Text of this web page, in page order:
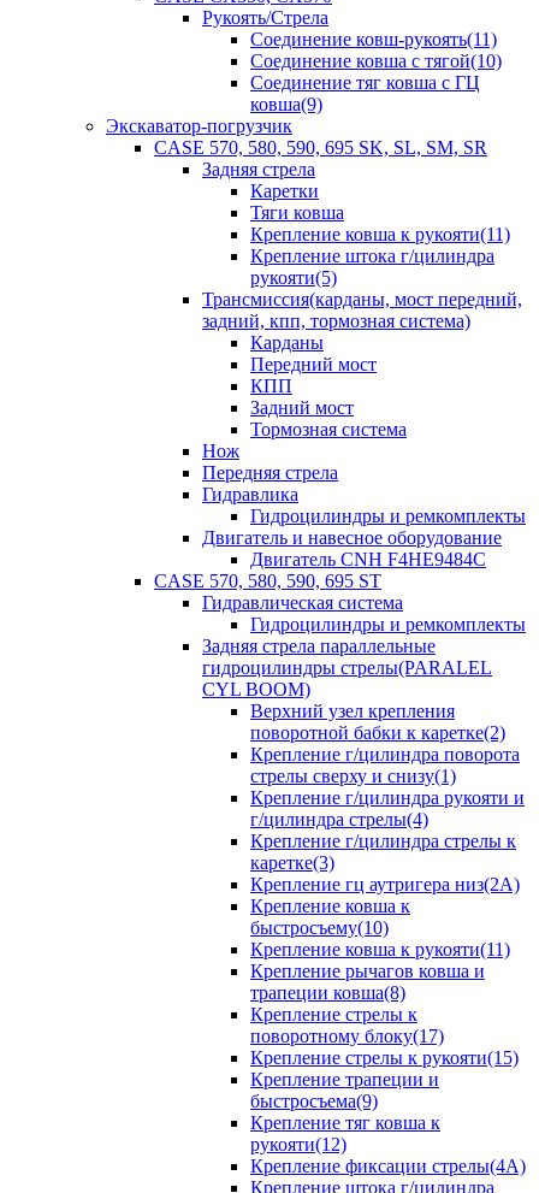
Рукоять/Стрела
Соединение ковш-рукоять(11)
Соединение ковша с тягой(10)
Соединение тяг ковша с ГЦ
ковша(9)
Экскаватор-погрузчик
CASE 570, 580, 590, 695 SK, SL, SM, SR
Задняя стрела
Каретки
Тяги ковша
Крепление ковша к рукояти(11)
Крепление штока г/цилиндра
рукояти(5)
Трансмиссия(карданы, мост передний,
задний, кпп, тормозная система)
Карданы
Передний мост
КПП
Задний мост
Тормозная система
Нож
Передняя стрела
Гидравлика
Гидроцилиндры и ремкомплекты
Двигатель и навесное оборудование
Двигатель CNH F4HE9484C
CASE 570, 580, 590, 695 ST
Гидравлическая система
Гидроцилиндры и ремкомплекты
Задняя стрела параллельные
гидроцилиндры стрелы(PARALEL
CYL BOOM)
Верхний узел крепления
поворотной бабки к каретке(2)
Крепление г/цилиндра поворота
стрелы сверху и снизу(1)
Крепление г/цилиндра рукояти и
г/цилиндра стрелы(4)
Крепление г/цилиндра стрелы к
каретке(3)
Крепление гц аутригера низ(2А)
Крепление ковша к
быстросъему(10)
Крепление ковша к рукояти(11)
Крепление рычагов ковша и
трапеции ковша(8)
Крепление стрелы к
поворотному блоку(17)
Крепление стрелы к рукояти(15)
Крепление трапеции и
быстросъема(9)
Крепление тяг ковша к
рукояти(12)
Крепление фиксации стрелы(4A)
Крепление штока г/цилиндра